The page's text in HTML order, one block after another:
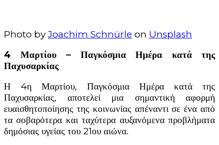
Photo byJoachim Schnürle on Unsplash
4 Μαρτίου – Παγκόσμια Ημέρα κατά της
Παχυσαρκίας
Η 4η Μαρτίου, Παγκόσμια Ημέρα κατά της
Παχυσαρκίας, αποτελεί μια σημαντική αφορμή
ευαισθητοποίησης της κοινωνίας απέναντι σε ένα από
τα σοβαρότερα και ταχύτερα αυξανόμενα προβλήματα
δημόσιας υγείας του 21ου αιώνα.